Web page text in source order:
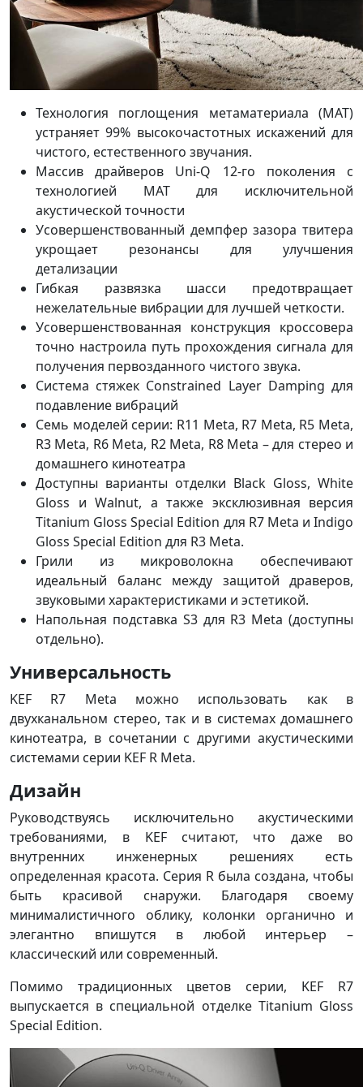
Технология поглощения метаматериала (MAT)
устраняет 99% высокочастотных искажений для
чистого, естественного звучания.
Массив драйверов Uni-Q 12-го поколения с
технологией MAT для исключительной
акустической точности
Усовершенствованный демпфер зазора твитера
укрощает резонансы для улучшения
детализации
Гибкая развязка шасси предотвращает
нежелательные вибрации для лучшей четкости.
Усовершенствованная конструкция кроссовера
точно настроила путь прохождения сигнала для
получения первозданного чистого звука.
Система стяжек Constrained Layer Damping для
подавление вибраций
Семь моделей серии: R11 Meta, R7 Meta, R5 Meta,
R3 Meta, R6 Meta, R2 Meta, R8 Meta – для стерео и
домашнего кинотеатра
Доступны варианты отделки Black Gloss, White
Gloss и Walnut, а также эксклюзивная версия
Titanium Gloss Special Edition для R7 Meta и Indigo
Gloss Special Edition для R3 Meta.
Грили из микроволокна обеспечивают
идеальный баланс между защитой драверов,
звуковыми характеристиками и эстетикой.
Напольная подставка S3 для R3 Meta (доступны
отдельно).
Универсальность
KEF R7 Meta можно использовать как в
двухканальном стерео, так и в системах домашнего
кинотеатра, в сочетании с другими акустическими
системами серии KEF R Meta.
Дизайн
Руководствуясь исключительно акустическими
требованиями, в KEF считают, что даже во
внутренних инженерных решениях есть
определенная красота. Серия R была создана, чтобы
быть красивой снаружи. Благодаря своему
минималистичного облику, колонки органично и
элегантно впишутся в любой интерьер –
классический или современный.
Помимо традиционных цветов серии, KEF R7
выпускается в специальной отделке Titanium Gloss
Special Edition.